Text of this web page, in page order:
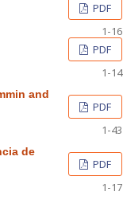
1-16
PDF
1-14
PDF
and
1-43
PDF
de
1-17
PDF